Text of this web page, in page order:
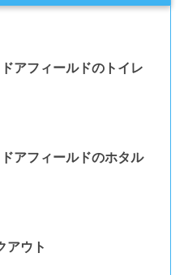
アフィールドのトイレ
アフィールドのホタル
アウト